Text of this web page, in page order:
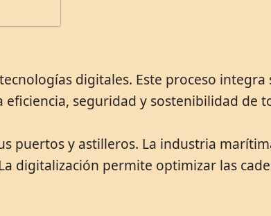
digitales. Este proceso integra
seguridad y sostenibilidad de
puertos y astilleros. La industria
digitalización permite optimizar las